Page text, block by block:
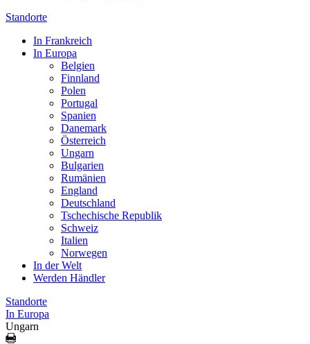
Standorte
In Frankreich
In Europa
Belgien
Finnland
Polen
Portugal
Spanien
Danemark
Österreich
Ungarn
Bulgarien
Rumänien
England
Deutschland
Tschechische Republik
Schweiz
Italien
Norwegen
In der Welt
Werden Händler
Standorte
In Europa
Ungarn